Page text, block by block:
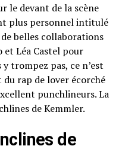
le devant de la scène
plus personnel intitulé
belles collaborations
et Léa Castel pour
trompez pas, ce n’est
rap de lover écorché
punchlineurs. La
de Kemmler.
de